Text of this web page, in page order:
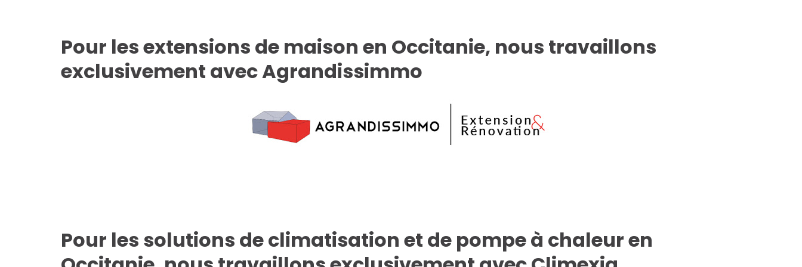
Pour les extensions de maison en Occitanie, nous travaillons
exclusivement avec Agrandissimmo
Pour les solutions de climatisation et de pompe à chaleur en